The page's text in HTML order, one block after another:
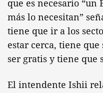
que es necesario “un
más lo necesitan”
tiene que ir a los
estar cerca, tiene
ser gratis y tiene que
El intendente Ishii